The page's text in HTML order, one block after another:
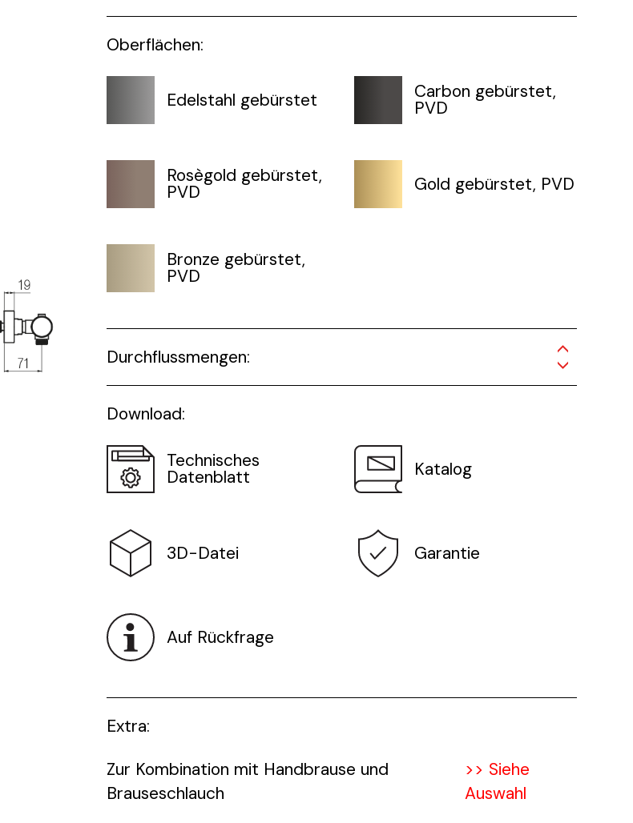
Oberflächen:
Edelstahl gebürstet Carbon gebürstet,
PVD
Rosègold gebürstet,
PVD Gold gebürstet, PVD
Bronze gebürstet,
PVD
Durchflussmengen:
Download:
Technisches
Datenblatt Katalog
3D-Datei Garantie
Auf Rückfrage
Extra:
Zur Kombination mit Handbrause und
Brauseschlauch
>> Siehe
Auswahl